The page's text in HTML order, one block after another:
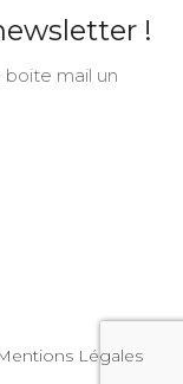
!
boite mail un
Légales